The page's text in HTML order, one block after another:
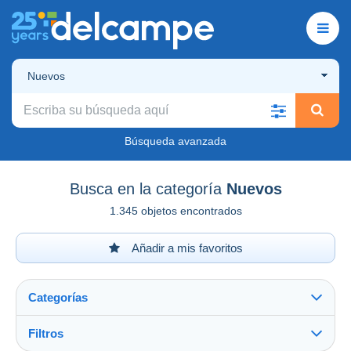
Nuevos
Búsqueda avanzada
Busca en la categoría Nuevos
1.345 objetos encontrados
Añadir a mis favoritos
Categorías
Filtros